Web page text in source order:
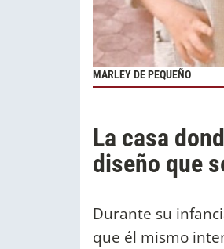
MARLEY DE PEQUEÑO
La casa
diseño que
Durante su
que él mismo